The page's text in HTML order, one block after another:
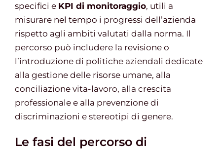
specifici e KPI di monitoraggio, utili a
misurare nel tempo i progressi dell’azienda
rispetto agli ambiti valutati dalla norma. Il
percorso può includere la revisione o
l’introduzione di politiche aziendali dedicate
alla gestione delle risorse umane, alla
conciliazione vita-lavoro, alla crescita
professionale e alla prevenzione di
discriminazioni e stereotipi di genere.
Le fasi del percorso di